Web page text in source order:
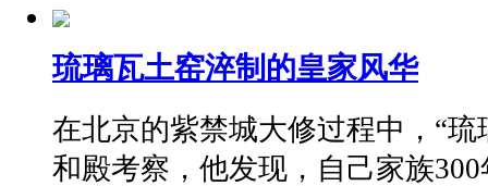
琉璃瓦土窑淬制的皇家风华
在北京的紫禁城大修过程中，“
和殿考察，他发现，自己家族